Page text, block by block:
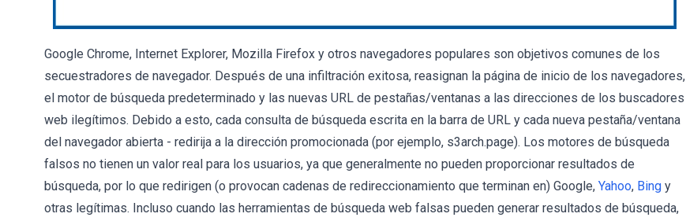
Google Chrome, Internet Explorer, Mozilla Firefox y otros navegadores populares son objetivos comunes de los
secuestradores de navegador. Después de una infiltración exitosa, reasignan la página de inicio de los navegadores,
el motor de búsqueda predeterminado y las nuevas URL de pestañas/ventanas a las direcciones de los buscadores
web ilegítimos. Debido a esto, cada consulta de búsqueda escrita en la barra de URL y cada nueva pestaña/ventana
del navegador abierta - redirija a la dirección promocionada (por ejemplo, s3arch.page). Los motores de búsqueda
falsos no tienen un valor real para los usuarios, ya que generalmente no pueden proporcionar resultados de
búsqueda, por lo que redirigen (o provocan cadenas de redireccionamiento que terminan en) Google, Yahoo, Bing y
otras legítimas. Incluso cuando las herramientas de búsqueda web falsas pueden generar resultados de búsqueda,